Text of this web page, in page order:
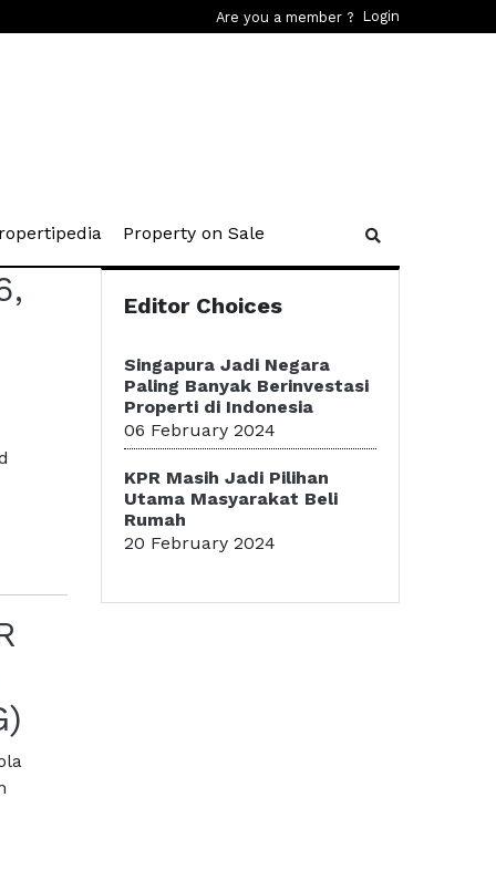
Are you a member ? Login
(current)
Property on Sale
Editor Choices
Singapura Jadi Negara
Paling Banyak Berinvestasi
Properti di Indonesia
06 February 2024
KPR Masih Jadi Pilihan
Utama Masyarakat Beli
Rumah
20 February 2024